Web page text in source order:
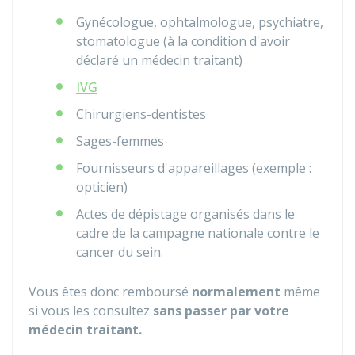
Gynécologue, ophtalmologue, psychiatre,
stomatologue (à la condition d'avoir
déclaré un médecin traitant)
IVG
Chirurgiens-dentistes
Sages-femmes
Fournisseurs d'appareillages (exemple :
opticien)
Actes de dépistage organisés dans le
cadre de la campagne nationale contre le
cancer du sein.
Vous êtes donc remboursé normalement même
si vous les consultez sans passer par votre
médecin traitant.